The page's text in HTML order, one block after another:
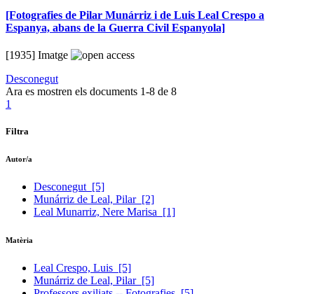
[Fotografies de Pilar Munárriz i de Luis Leal Crespo a
Espanya, abans de la Guerra Civil Espanyola]
[1935] Imatge
Desconegut
Ara es mostren els documents 1-8 de 8
1
Filtra
Autor/a
Desconegut [5]
Munárriz de Leal, Pilar [2]
Leal Munarriz, Nere Marisa [1]
Matèria
Leal Crespo, Luis [5]
Munárriz de Leal, Pilar [5]